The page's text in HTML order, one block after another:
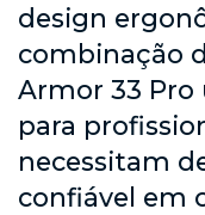
design
combinação
Armor 33 Pro
para
necessitam
confiável em